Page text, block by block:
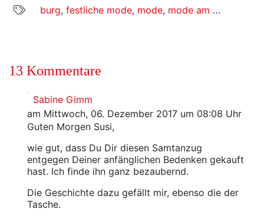
burg, festliche mode, mode, mode am mittwoch
13 Kommentare
Sabine Gimm
am Mittwoch, 06. Dezember 2017 um 08:08 Uhr
Guten Morgen Susi,
wie gut, dass Du Dir diesen Samtanzug
entgegen Deiner anfänglichen Bedenken gekauft
hast. Ich finde ihn ganz bezaubernd.
Die Geschichte dazu gefällt mir, ebenso die der
Tasche.